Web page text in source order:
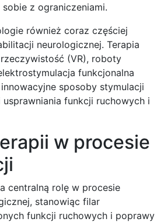
z ograniczeniami.
również coraz częściej
neurologicznej. Terapia
(VR), roboty
funkcjonalna
sposoby stymulacji
usprawniania funkcji ruchowych i
w procesie
centralną rolę w procesie
stanowiąc filar
funkcji ruchowych i poprawy